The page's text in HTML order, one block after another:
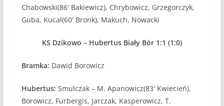
Chabowski(86′ Bakiewicz), Chrybowicz, Grzegorczyk,
Guba, Kucal(60′ Bronk), Makuch, Nowacki
KS Dzikowo – Hubertus Biały Bór 1:1 (1:0)
Bramka: Dawid Borowicz
Hubertus: Smulczak – M. Apanowicz(83′ Kwiecień),
Borowicz, Furbergis, Jarczak, Kasperowicz, T.